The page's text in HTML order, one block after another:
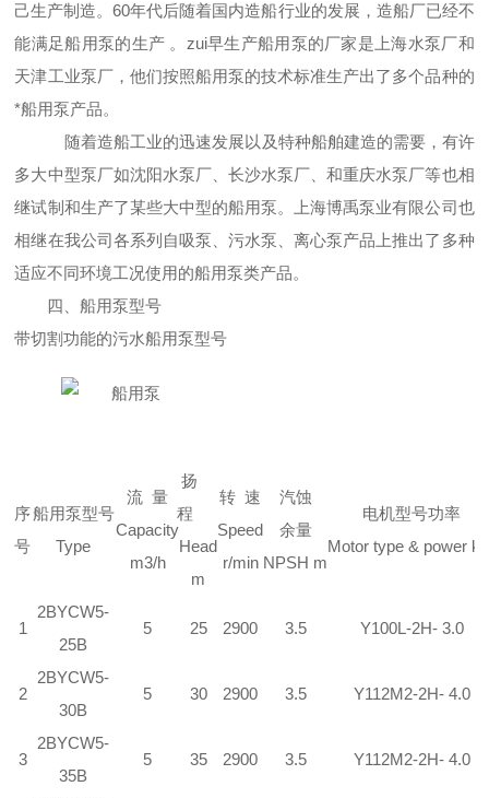
己生产制造。60年代后随着国内造船行业的发展，造船厂已经不
能满足船用泵的生产 。zui早生产船用泵的厂家是上海水泵厂和
天津工业泵厂，他们按照船用泵的技术标准生产出了多个品种的
*船用泵产品。
随着造船工业的迅速发展以及特种船舶建造的需要，有许
多大中型泵厂如沈阳水泵厂、长沙水泵厂、和重庆水泵厂等也相
继试制和生产了某些大中型的船用泵。上海博禹泵业有限公司也
相继在我公司各系列自吸泵、污水泵、离心泵产品上推出了多种
适应不同环境工况使用的船用泵类产品。
四、船用泵型号
带切割功能的污水船用泵型号
序
号
船用泵型号
Type
流 量
Capacity
m3/h
扬
程
Head
m
转 速
Speed
r/min
汽蚀
余量
NPSH m
电机型号功率
Motor type & power
1
2BYCW5-
25B
5 25 2900 3.5 Y100L-2H- 3.0
2
2BYCW5-
30B
5 30 2900 3.5 Y112M2-2H- 4.0
3
2BYCW5-
35B
5 35 2900 3.5 Y112M2-2H- 4.0